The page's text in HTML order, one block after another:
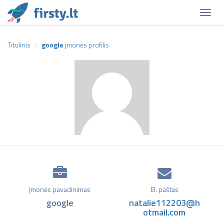
Titulinis google įmonės profilis
Įmonės pavadinimas
google
El. paštas
natalie112203@h
otmail.com